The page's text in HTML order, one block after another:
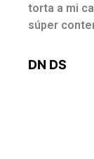
torta a mi
súper
DN DS